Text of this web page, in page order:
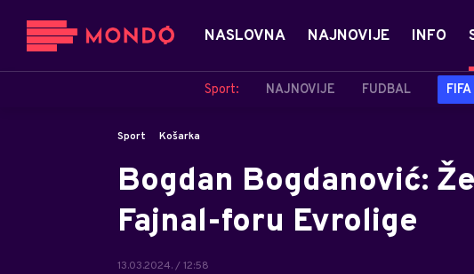
NASLOVNA NAJNOVIJE INFO
Sport: NAJNOVIJE FUDBAL
Sport Košarka
Bogdan Bogdanović:
Fajnal-foru Evrolige
13.03.2024. / 12:58